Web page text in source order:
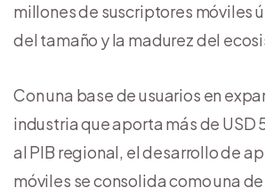
millones de suscriptores móviles
del tamaño y la madurez del
Con una base de usuarios en
industria que aporta más de USD
al PIB regional, el desarrollo de
móviles se consolida como una